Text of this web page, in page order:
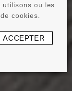
utilisons ou les
cookies.
ACCEPTER